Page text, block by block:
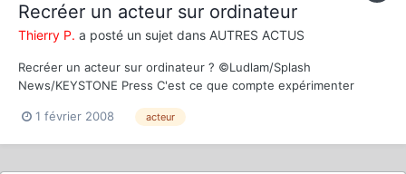
Recréer un acteur sur ordinateur
Thierry P. a posté un sujet dans AUTRES ACTUS
Recréer un acteur sur ordinateur ? ©Ludlam/Splash
News/KEYSTONE Press C'est ce que compte expérimenter
par Terry Gilliam (Brazil…) dont l'acteur principal, Heath Ledger,
1 février 2008 acteur